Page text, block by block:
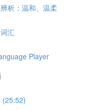
析：温和、温柔
汇
Player
(25:52)